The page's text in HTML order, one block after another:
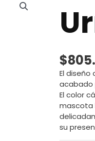
$
El diseño
acabado
El color
mascota
su